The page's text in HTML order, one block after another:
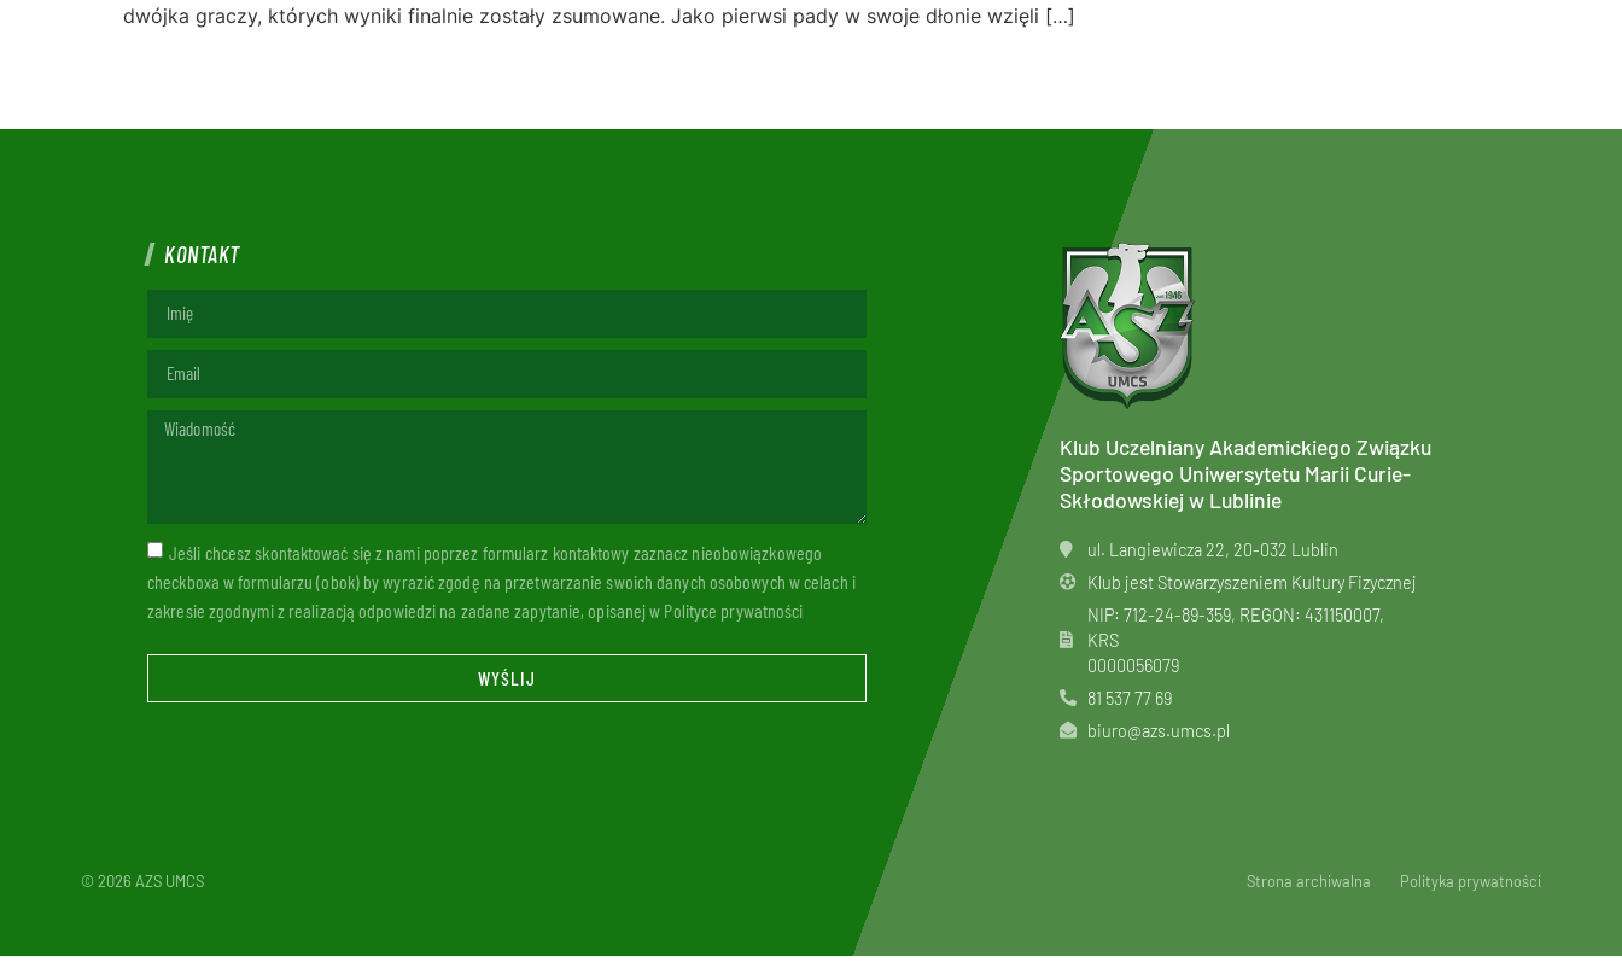
dwójka graczy, których wyniki finalnie zostały zsumowane. Jako pierwsi pady w swoje dłonie wzięli […]
KONTAKT
Jeśli chcesz skontaktować się z nami poprzez formularz kontaktowy zaznacz nieobowiązkowego
checkboxa w formularzu (obok) by wyrazić zgodę na przetwarzanie swoich danych osobowych w celach i
zakresie zgodnymi z realizacją odpowiedzi na zadane zapytanie, opisanej w Polityce prywatności
WYŚLIJ
Klub Uczelniany Akademickiego Związku
Sportowego Uniwersytetu Marii Curie-
Skłodowskiej w Lublinie
ul. Langiewicza 22, 20-032 Lublin
Klub jest Stowarzyszeniem Kultury Fizycznej
NIP: 712-24-89-359, REGON: 431150007,
KRS
0000056079
81 537 77 69
biuro@azs.umcs.pl
© 2026 AZS UMCS Strona archiwalna Polityka prywatności